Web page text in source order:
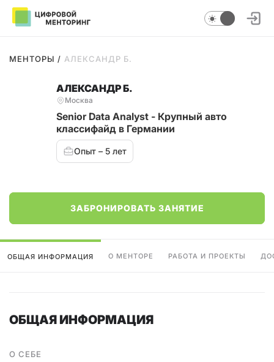
МЕНТОРЫ / АЛЕКСАНДР Б.
АЛЕКСАНДР Б.
Москва
Senior Data Analyst - Крупный авто
классифайд в Германии
Опыт – 5 лет
ЗАБРОНИРОВАТЬ ЗАНЯТИЕ
ОБЩАЯ ИНФОРМАЦИЯ О МЕНТОРЕ РАБОТА И ПРОЕКТЫ
ОБЩАЯ ИНФОРМАЦИЯ
О СЕБЕ